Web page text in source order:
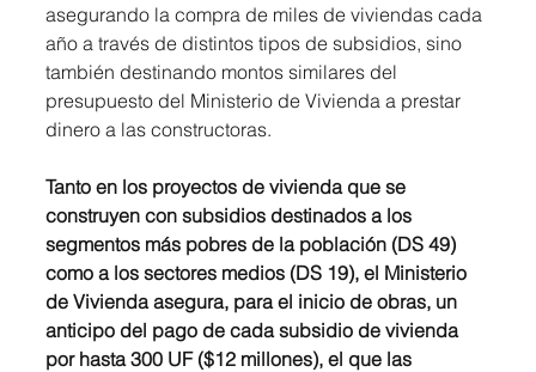
asegurando la compra de miles de viviendas cada
año a través de distintos tipos de subsidios, sino
también destinando montos similares del
presupuesto del Ministerio de Vivienda a prestar
dinero a las constructoras.
Tanto en los proyectos de vivienda que se
construyen con subsidios destinados a los
segmentos más pobres de la población (DS 49)
como a los sectores medios (DS 19), el Ministerio
de Vivienda asegura, para el inicio de obras, un
anticipo del pago de cada subsidio de vivienda
por hasta 300 UF ($12 millones), el que las